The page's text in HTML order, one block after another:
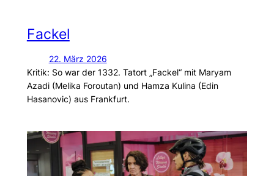
Fackel
22. März 2026
Kritik: So war der 1332. Tatort „Fackel“ mit Maryam
Azadi (Melika Foroutan) und Hamza Kulina (Edin
Hasanovic) aus Frankfurt.